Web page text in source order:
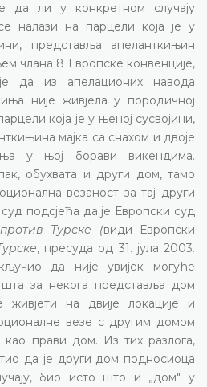
да ли у конкретном случају
налази на парцели која је у
представља апеланткињин
члана 8 Европске конвенције,
да из апелационих навода
није живјела у породичној
која је у њеној сусвојини,
мајка са снахом и двоје
у њој борави викендима.
обухвата и други дом, тамо
везаност за тај други
подсјећа да је Европски суд
Турске (види Европски
, пресуда од 31. јула 2003.
да није увијек могуће
за некога представља дом
на двије локације и
везе с другим домом
као прави дом. Из тих разлога,
да је други дом подносиоца
био исто што и „дом" у